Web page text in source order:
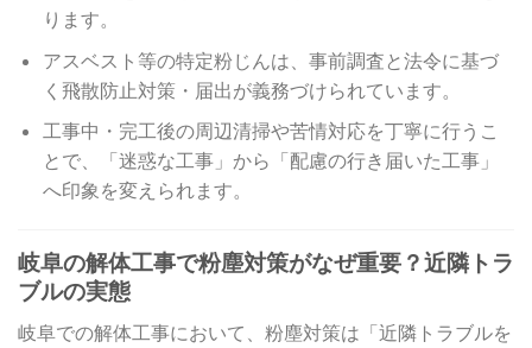
ります。
アスベスト等の特定粉じんは、事前調査と法令に基づ
く飛散防止対策・届出が義務づけられています。
工事中・完工後の周辺清掃や苦情対応を丁寧に行うこ
とで、「迷惑な工事」から「配慮の行き届いた工事」
へ印象を変えられます。
岐阜の解体工事で粉塵対策がなぜ重要？近隣トラ
ブルの実態
岐阜での解体工事において、粉塵対策は「近隣トラブルを